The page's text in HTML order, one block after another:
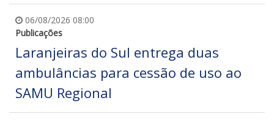
06/08/2026 08:00
Publicações
Laranjeiras do Sul entrega duas
ambulâncias para cessão de uso ao
SAMU Regional